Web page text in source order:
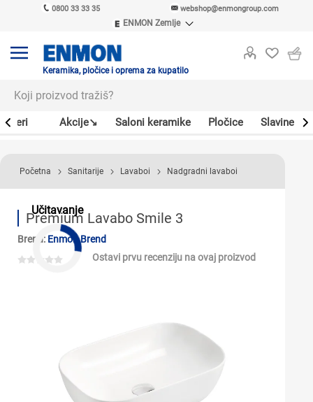
0800 33 33 35 webshop@enmongroup.com
ENMON Zemlje
ENMON MKD
Keramika, pločice i oprema za kupatilo
Akcije↘ Saloni keramike Pločice Slavine
Učitavanje
Početna Sanitarije Lavaboi Nadgradni lavaboi
Premium Lavabo Smile 3
Brend: Enmon Brend
Ostavi prvu recenziju na ovaj proizvod